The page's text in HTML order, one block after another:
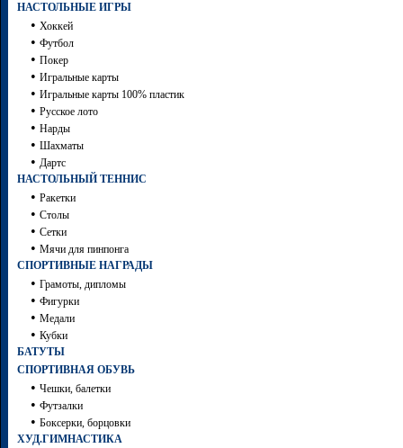
НАСТОЛЬНЫЕ ИГРЫ
• Хоккей
• Футбол
• Покер
• Игральные карты
• Игральные карты 100% пластик
• Русское лото
• Нарды
• Шахматы
• Дартc
НАСТОЛЬНЫЙ ТЕННИС
• Ракетки
• Столы
• Сетки
• Мячи для пинпонга
СПОРТИВНЫЕ НАГРАДЫ
• Грамоты, дипломы
• Фигурки
• Медали
• Кубки
БАТУТЫ
СПОРТИВНАЯ ОБУВЬ
• Чешки, балетки
• Футзалки
• Боксерки, борцовки
ХУД.ГИМНАСТИКА